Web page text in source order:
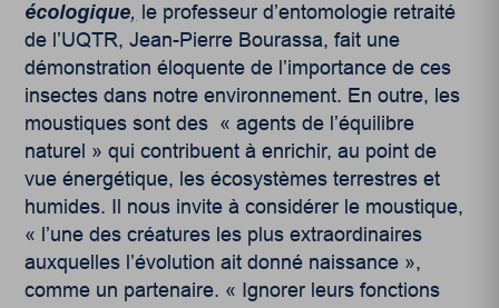
écologique, le professeur d’entomologie retraité
de l’UQTR, Jean-Pierre Bourassa, fait une
démonstration éloquente de l’importance de ces
insectes dans notre environnement. En outre, les
moustiques sont des « agents de l’équilibre
naturel » qui contribuent à enrichir, au point de
vue énergétique, les écosystèmes terrestres et
humides. Il nous invite à considérer le moustique,
« l’une des créatures les plus extraordinaires
auxquelles l’évolution ait donné naissance »,
comme un partenaire. « Ignorer leurs fonctions